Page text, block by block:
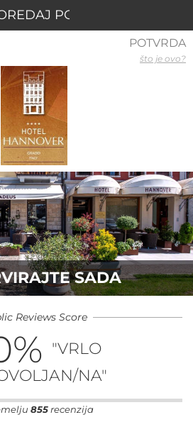
SADA
Reviews Score
% "VRLO
NA"
855recenzija
POTVRDA
što je ovo?